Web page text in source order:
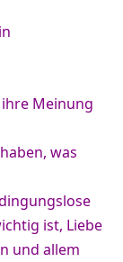
Meinung
was
ist, Liebe
und allem